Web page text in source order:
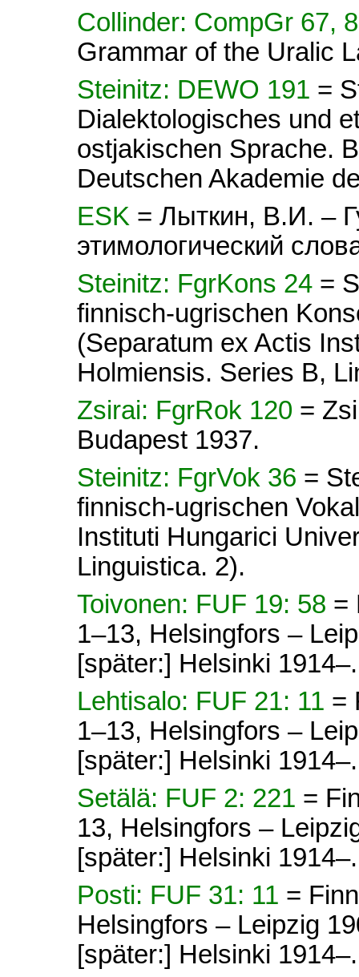
Collinder: CompGr 67,
Grammar of the Uralic
Steinitz: DEWO 191 =
Dialektologisches und
ostjakischen Sprache.
Deutschen Akademie
ESK = Лыткин, В.И. –
этимологический
Steinitz: FgrKons 24 =
finnisch-ugrischen
(Separatum ex Actis
Holmiensis. Series B,
Zsirai: FgrRok 120 =
Budapest 1937.
Steinitz: FgrVok 36 =
finnisch-ugrischen
Instituti Hungarici
Linguistica. 2).
Toivonen: FUF 19: 58 =
1–13, Helsingfors –
[später:] Helsinki 1914–.
Lehtisalo: FUF 21: 11 =
1–13, Helsingfors –
[später:] Helsinki 1914–.
Setälä: FUF 2: 221 =
13, Helsingfors –
[später:] Helsinki 1914–.
Posti: FUF 31: 11 =
Helsingfors – Leipzig
[später:] Helsinki 1914–.